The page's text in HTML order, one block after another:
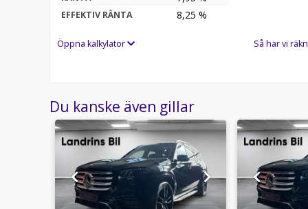
EFFEKTIV RÄNTA 8,25 %
Öppna kalkylator Så har vi
Du kanske även gillar